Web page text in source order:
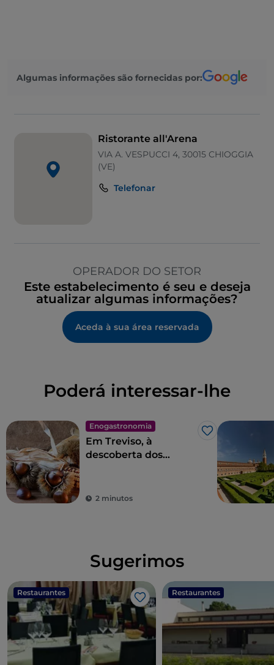
Algumas informações são fornecidas por:
Ristorante all'Arena
VIA A. VESPUCCI 4, 30015 CHIOGGIA
(VE)
Telefonar
OPERADOR DO SETOR
Este estabelecimento é seu e deseja
atualizar algumas informações?
Aceda à sua área reservada
Poderá interessar-lhe
Enogastronomia
Gosto
Em Treviso, à
descoberta dos
2 minutos
Sugerimos
Restaurantes
Gosto
Restaurantes